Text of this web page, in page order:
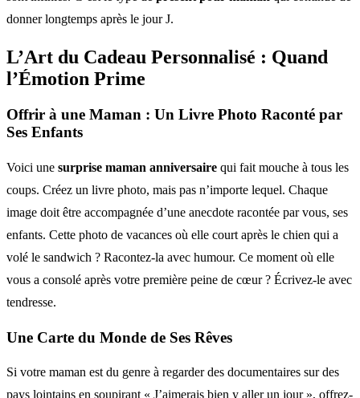
donner longtemps après le jour J.
L’Art du Cadeau Personnalisé : Quand
l’Émotion Prime
Offrir à une Maman : Un Livre Photo Raconté par
Ses Enfants
Voici une surprise maman anniversaire qui fait mouche à tous les
coups. Créez un livre photo, mais pas n’importe lequel. Chaque
image doit être accompagnée d’une anecdote racontée par vous, ses
enfants. Cette photo de vacances où elle court après le chien qui a
volé le sandwich ? Racontez-la avec humour. Ce moment où elle
vous a consolé après votre première peine de cœur ? Écrivez-le avec
tendresse.
Une Carte du Monde de Ses Rêves
Si votre maman est du genre à regarder des documentaires sur des
pays lointains en soupirant « J’aimerais bien y aller un jour », offrez-